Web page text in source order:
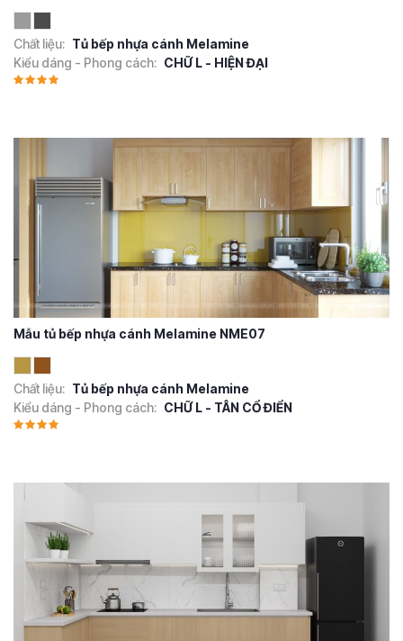
Chất liệu: Tủ bếp nhựa cánh Melamine
Kiểu dáng - Phong cách: CHỮ L - HIỆN ĐẠI
Mẫu tủ bếp nhựa cánh Melamine NME07
Chất liệu: Tủ bếp nhựa cánh Melamine
Kiểu dáng - Phong cách: CHỮ L - TÂN CỔ ĐIỂN